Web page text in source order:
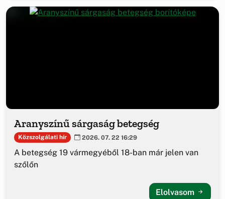
Aranyszínű sárgaság betegség
Közszolgálati hír 2026. 07. 22 16:29
A betegség 19 vármegyéből 18-ban már jelen van
szőlőn
Elolvasom